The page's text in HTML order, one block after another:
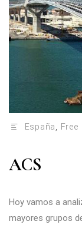
España Free
ACS
Hoy vamos a
mayores grupos